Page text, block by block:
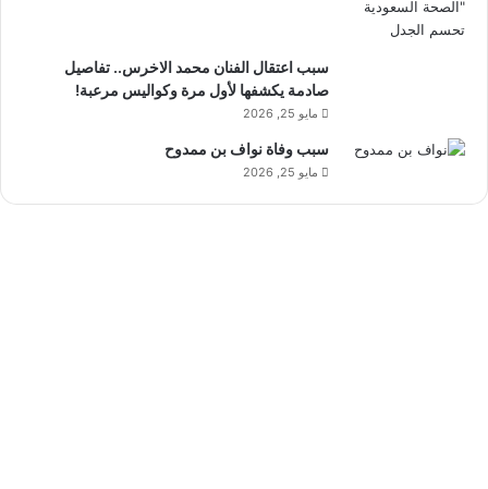
سبب اعتقال الفنان محمد الاخرس.. تفاصيل
صادمة يكشفها لأول مرة وكواليس مرعبة!
مايو 25, 2026
سبب وفاة نواف بن ممدوح
مايو 25, 2026